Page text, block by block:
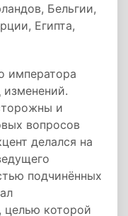
Бельгии,
Египта,
императора
изменений.
и
вопросов
делался на
подчинённых
целью которой